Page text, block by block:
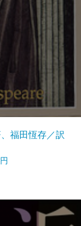
福田恆存／訳
円